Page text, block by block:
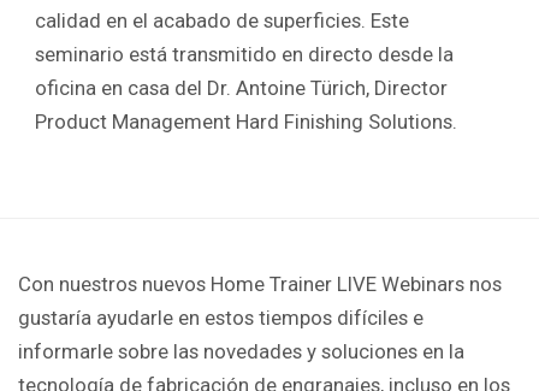
calidad en el acabado de superficies. Este
seminario está transmitido en directo desde la
oficina en casa del Dr. Antoine Türich, Director
Product Management Hard Finishing Solutions.
Con nuestros nuevos Home Trainer LIVE Webinars nos
gustaría ayudarle en estos tiempos difíciles e
informarle sobre las novedades y soluciones en la
tecnología de fabricación de engranajes, incluso en los